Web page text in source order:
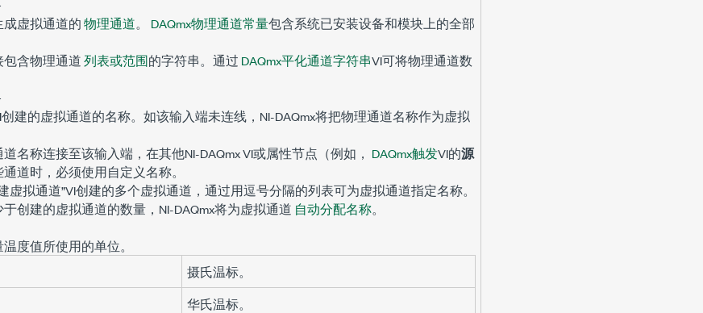
虚拟通道的物理通道。 DAQmx物理通道常量包含系统已安装设备和模块上的全部
含物理通道列表或范围的字符串。通过 DAQmx平化通道字符串VI可将物理通道数
建的虚拟通道的名称。如该输入端未连线，NI-DAQmx将把物理通道名称作为虚拟
名称连接至该输入端，在其他NI-DAQmx VI或属性节点（例如， DAQmx触发VI的源
道时，必须使用自定义名称。
虚拟通道”VI创建的多个虚拟通道，通过用逗号分隔的列表可为虚拟通道指定名称。
创建的虚拟通道的数量，NI-DAQmx将为虚拟通道 自动分配名称。
度值所使用的单位。
摄氏温标。
华氏温标。